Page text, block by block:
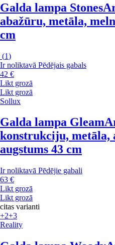
Galda lampa Stones
abažūru, metāla,
cm
(1)
Ir noliktavā Pēdējais gabals
42 €
Likt grozā
Likt grozā
Sollux
Galda lampa Gleam
konstrukciju, metāla,
augstums 43 cm
Ir noliktavā Pēdējie gabali
63 €
Likt grozā
Likt grozā
citas varianti
+2+3
Reality